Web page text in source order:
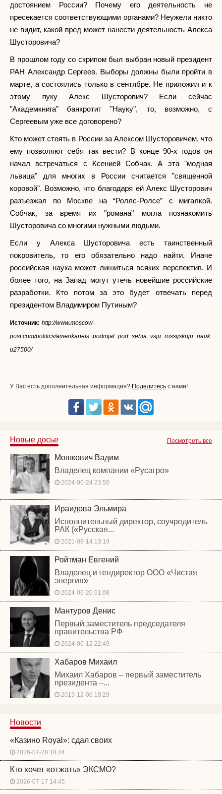
достоянием России? Почему его деятельность не
пресекается соответствующими органами? Неужели никто
не видит, какой вред может нанести деятельность Алекса
Шусторовича?
В прошлом году со скрипом был выбран новый президент
РАН Александр Сергеев. Выборы должны были пройти в
марте, а состоялись только в сентябре. Не приложил и к
этому пуку Алекс Шусторович? Если сейчас
"Академкнига" банкротит "Науку", то, возможно, с
Сергеевым уже все договорено?
Кто может стоять в России за Алексом Шусторовичем, что
ему позволяют себя так вести? В конце 90-х годов он
начал встречаться с Ксенией Собчак. А эта "модная
львица" для многих в России считается "священной
коровой". Возможно, что благодаря ей Алекс Шусторович
разъезжал по Москве на “Роллс-Ролсе” с мигалкой.
Собчак, за время их "романа" могла познакомить
Шусторовича со многими нужными людьми.
Если у Алекса Шусторовича есть таинственный
покровитель, то его обязательно надо найти. Иначе
российская наука может лишиться всяких перспектив. И
более того, на Запад могут утечь новейшие российские
разработки. Кто потом за это будет отвечать перед
президентом Владимиром Путиным?
Источник: http://www.moscow-
post.com/politics/amerikanets_podmjal_pod_sebja_vsju_rossijskuju_nauk
u27500/
У Вас есть дополнительная информация? Поделитесь с нами!
Посмотреть все
Новые досье
Мошкович Вадим
Владелец компании «Русагро»
2024-06-24 23:50
Ираидова Эльмира
Исполнительный директор, соучредитель
РАК («Русская...
2021-08-14 13:19
Ройтман Евгений
Владелец и гендиректор ООО «Чистая
энергия»
2024-06-20 01:08
Мантуров Денис
Первый заместитель председателя
правительства РФ
2024-06-12 22:49
Хабаров Михаил
Михаил Хабаров – первый заместитель
президента –...
2019-12-06 19:29
Новости
«Казино Royal»: сдал своих
2026-07-28 18:44
Кто хочет «отжать» ЭКСМО?
2026-07-17 14:45